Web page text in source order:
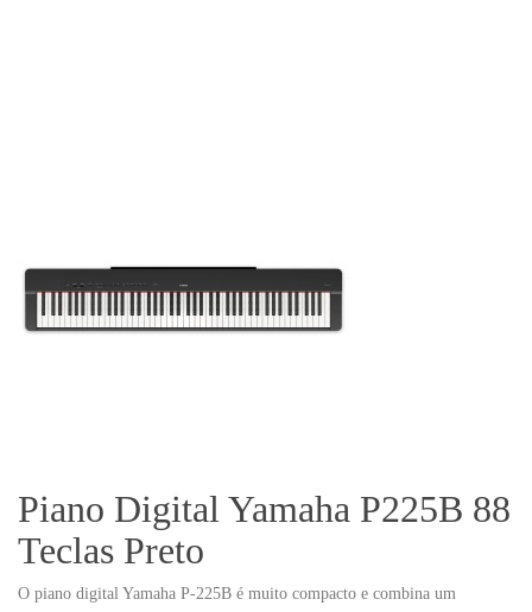
Piano Digital Yamaha P225B 88
Teclas Preto
O piano digital Yamaha P-225B é muito compacto e combina um